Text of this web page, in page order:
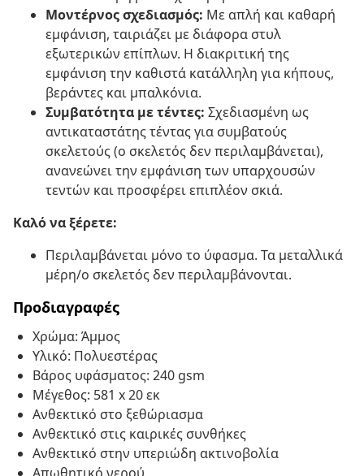
Μοντέρνος σχεδιασμός: Με απλή και καθαρή
εμφάνιση, ταιριάζει με διάφορα στυλ
εξωτερικών επίπλων. Η διακριτική της
εμφάνιση την καθιστά κατάλληλη για κήπους,
βεράντες και μπαλκόνια.
Συμβατότητα με τέντες: Σχεδιασμένη ως
αντικαταστάτης τέντας για συμβατούς
σκελετούς (ο σκελετός δεν περιλαμβάνεται),
ανανεώνει την εμφάνιση των υπαρχουσών
τεντών και προσφέρει επιπλέον σκιά.
Καλό να ξέρετε:
Περιλαμβάνεται μόνο το ύφασμα. Τα μεταλλικά
μέρη/ο σκελετός δεν περιλαμβάνονται.
Προδιαγραφές
Χρώμα: Άμμος
Υλικό: Πολυεστέρας
Βάρος υφάσματος: 240 gsm
Μέγεθος: 581 x 20 εκ
Ανθεκτικό στο ξεθώριασμα
Ανθεκτικό στις καιρικές συνθήκες
Ανθεκτικό στην υπεριώδη ακτινοβολία